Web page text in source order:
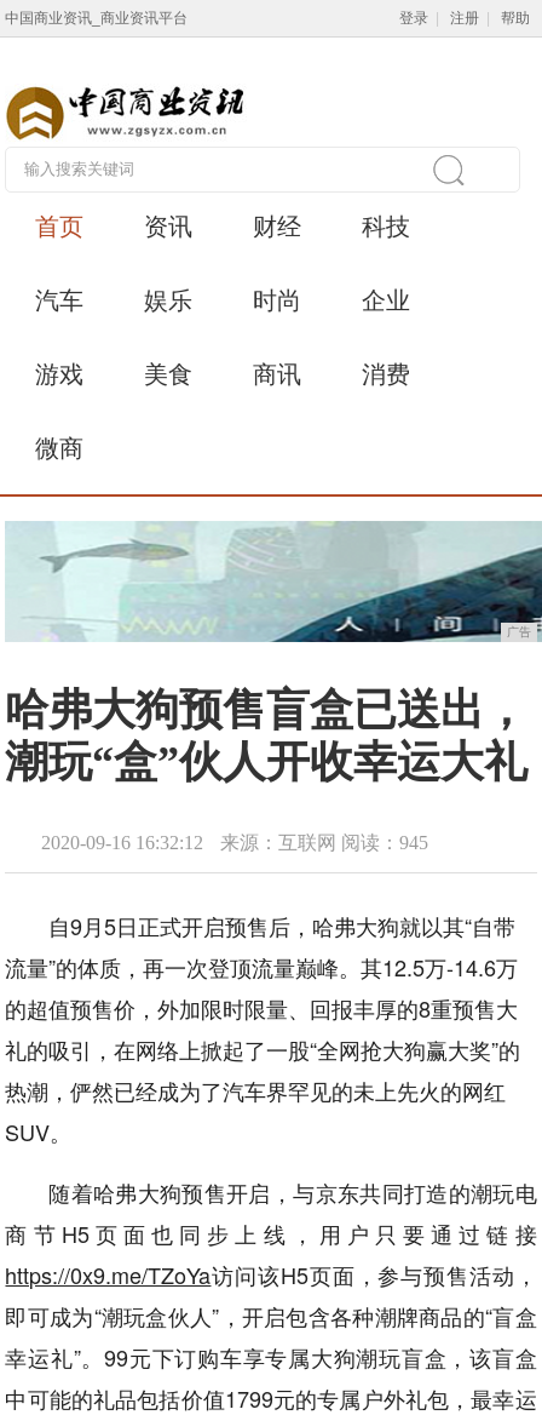
中国商业资讯_商业资讯平台 登录 注册 帮助
首页 资讯 财经 科技
汽车 娱乐 时尚 企业
游戏 美食 商讯 消费
微商
广告
哈弗大狗预售盲盒已送出，
潮玩“盒”伙人开收幸运大礼
2020-09-16 16:32:12 来源：互联网 阅读：945
自9月5日正式开启预售后，哈弗大狗就以其“自带
流量”的体质，再一次登顶流量巅峰。其12.5万-14.6万
的超值预售价，外加限时限量、回报丰厚的8重预售大
礼的吸引，在网络上掀起了一股“全网抢大狗赢大奖”的
热潮，俨然已经成为了汽车界罕见的未上先火的网红
SUV。
随着哈弗大狗预售开启，与京东共同打造的潮玩电
商节H5页面也同步上线，用户只要通过链接
https://0x9.me/TZoYa访问该H5页面，参与预售活动，
即可成为“潮玩盒伙人”，开启包含各种潮牌商品的“盲盒
幸运礼”。99元下订购车享专属大狗潮玩盲盒，该盲盒
中可能的礼品包括价值1799元的专属户外礼包，最幸运